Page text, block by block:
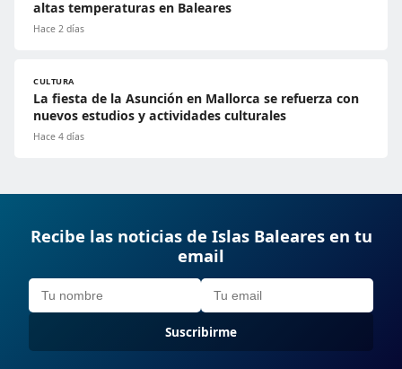
altas temperaturas en Baleares
Hace 2 días
CULTURA
La fiesta de la Asunción en Mallorca se refuerza con
nuevos estudios y actividades culturales
Hace 4 días
Recibe las noticias de Islas Baleares en tu
email
Suscribirme